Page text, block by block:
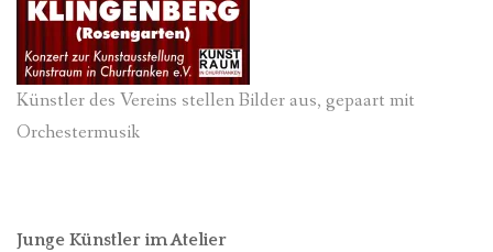
Künstler des Vereins stellen Bilder aus, gepaart mit
Orchestermusik
Junge Künstler im Atelier